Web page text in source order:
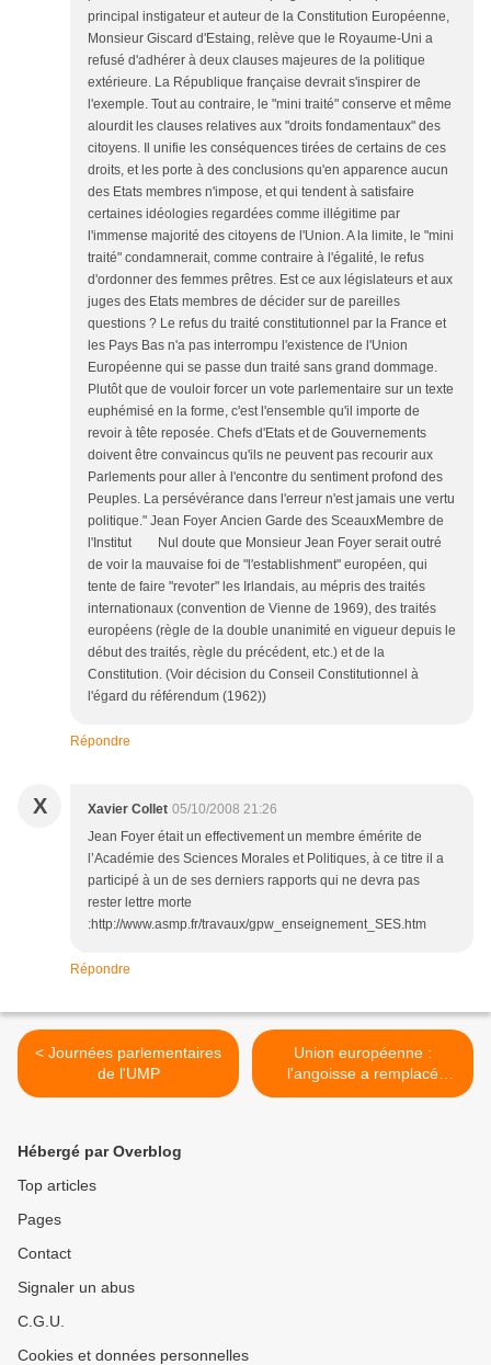
principal instigateur et auteur de la Constitution Européenne,
Monsieur Giscard d'Estaing, relève que le Royaume-Uni a
refusé d'adhérer à deux clauses majeures de la politique
extérieure. La République française devrait s'inspirer de
l'exemple. Tout au contraire, le "mini traité" conserve et même
alourdit les clauses relatives aux "droits fondamentaux" des
citoyens. Il unifie les conséquences tirées de certains de ces
droits, et les porte à des conclusions qu'en apparence aucun
des Etats membres n'impose, et qui tendent à satisfaire
certaines idéologies regardées comme illégitime par
l'immense majorité des citoyens de l'Union. A la limite, le "mini
traité" condamnerait, comme contraire à l'égalité, le refus
d'ordonner des femmes prêtres. Est ce aux législateurs et aux
juges des Etats membres de décider sur de pareilles
questions ? Le refus du traité constitutionnel par la France et
les Pays Bas n'a pas interrompu l'existence de l'Union
Européenne qui se passe dun traité sans grand dommage.
Plutôt que de vouloir forcer un vote parlementaire sur un texte
euphémisé en la forme, c'est l'ensemble qu'il importe de
revoir à tête reposée. Chefs d'Etats et de Gouvernements
doivent être convaincus qu'ils ne peuvent pas recourir aux
Parlements pour aller à l'encontre du sentiment profond des
Peuples. La persévérance dans l'erreur n'est jamais une vertu
politique." Jean Foyer Ancien Garde des SceauxMembre de
l'Institut Nul doute que Monsieur Jean Foyer serait outré
de voir la mauvaise foi de "l'establishment" européen, qui
tente de faire "revoter" les Irlandais, au mépris des traités
internationaux (convention de Vienne de 1969), des traités
européens (règle de la double unanimité en vigueur depuis le
début des traités, règle du précédent, etc.) et de la
Constitution. (Voir décision du Conseil Constitutionnel à
l'égard du référendum (1962))
Répondre
X Xavier Collet 05/10/2008 21:26
Jean Foyer était un effectivement un membre émérite de
l’Académie des Sciences Morales et Politiques, à ce titre il a
participé à un de ses derniers rapports qui ne devra pas
rester lettre morte
:http://www.asmp.fr/travaux/gpw_enseignement_SES.htm
Répondre
< Journées parlementaires
de l'UMP
Union européenne :
l'angoisse a remplacé
l'espérance >
Hébergé par Overblog
Top articles
Pages
Contact
Signaler un abus
C.G.U.
Cookies et données personnelles